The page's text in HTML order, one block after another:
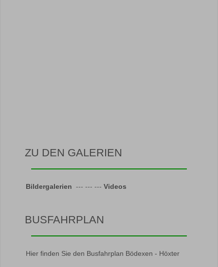
ZU DEN GALERIEN
Bildergalerien --- --- --- Videos
BUSFAHRPLAN
Hier finden Sie den Busfahrplan Bödexen - Höxter